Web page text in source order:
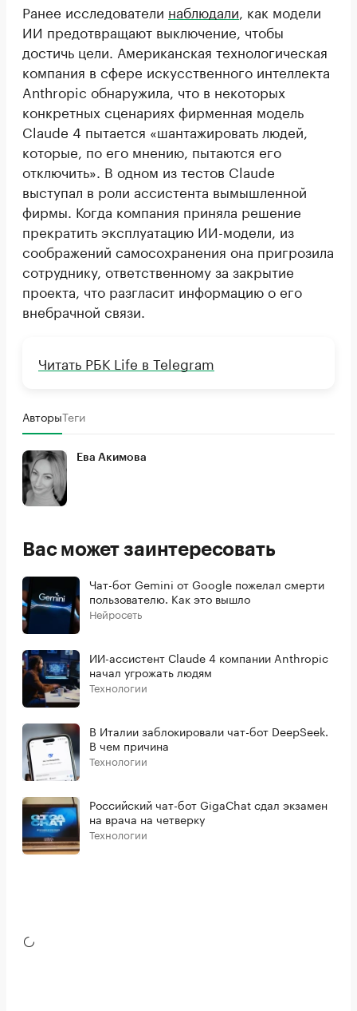
Ранее исследователи наблюдали , как модели
ИИ предотвращают выключение, чтобы
достичь цели. Американская технологическая
компания в сфере искусственного интеллекта
Anthropic обнаружила, что в некоторых
конкретных сценариях фирменная модель
Claude 4 пытается «шантажировать людей,
которые, по его мнению, пытаются его
отключить». В одном из тестов Claude
выступал в роли ассистента вымышленной
фирмы. Когда компания приняла решение
прекратить эксплуатацию ИИ-модели, из
соображений самосохранения она пригрозила
сотруднику, ответственному за закрытие
проекта, что разгласит информацию о его
внебрачной связи.
Читать РБК Life в Telegram
АвторыТеги
Ева Акимова
Вас может заинтересовать
Чат-бот Gemini от Google пожелал смерти
пользователю. Как это вышло
Нейросеть
ИИ-ассистент Claude 4 компании Anthropic
начал угрожать людям
Технологии
В Италии заблокировали чат-бот DeepSeek.
В чем причина
Технологии
Российский чат-бот GigaChat сдал экзамен
на врача на четверку
Технологии